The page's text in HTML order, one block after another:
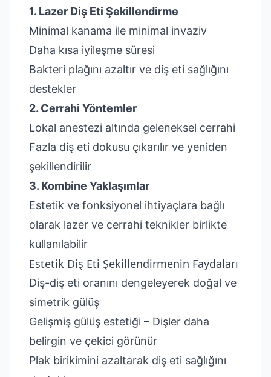
1. Lazer Diş Eti Şekillendirme
Minimal kanama ile minimal invaziv
Daha kısa iyileşme süresi
Bakteri plağını azaltır ve diş eti sağlığını
destekler
2. Cerrahi Yöntemler
Lokal anestezi altında geleneksel cerrahi
Fazla diş eti dokusu çıkarılır ve yeniden
şekillendirilir
3. Kombine Yaklaşımlar
Estetik ve fonksiyonel ihtiyaçlara bağlı
olarak lazer ve cerrahi teknikler birlikte
kullanılabilir
Estetik Diş Eti Şekillendirmenin Faydaları
Diş-diş eti oranını dengeleyerek doğal ve
simetrik gülüş
Gelişmiş gülüş estetiği – Dişler daha
belirgin ve çekici görünür
Plak birikimini azaltarak diş eti sağlığını